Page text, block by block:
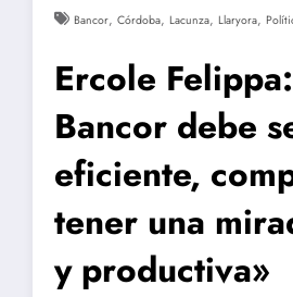
Bancor, Córdoba, Lacunza, Llaryora,
Ercole
Bancor debe
eficiente,
tener una
y productiva»